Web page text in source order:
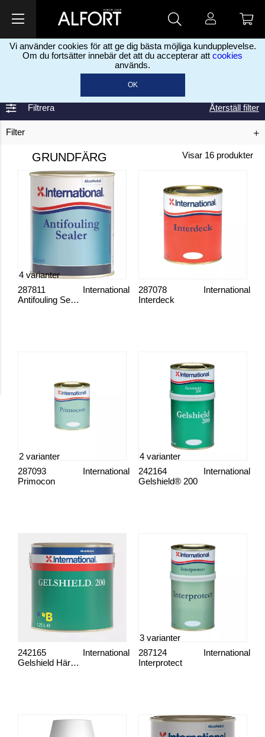
Vi använder cookies för att ge dig bästa möjliga kundupplevelse.
Om du fortsätter innebär det att du accepterar att cookies
används.
OK
Båtfärg
Filtrera
Filter
Återställ filter
GRUNDFÄRG Visar 16 produkter
Antifouling Sealer
International
287811
4 varianter
Interdeck
International
287078
Primocon
International
287093
2 varianter
Gelshield® 200
International
242164
4 varianter
Gelshield Härdare
International
242165
Interprotect
International
287124
3 varianter